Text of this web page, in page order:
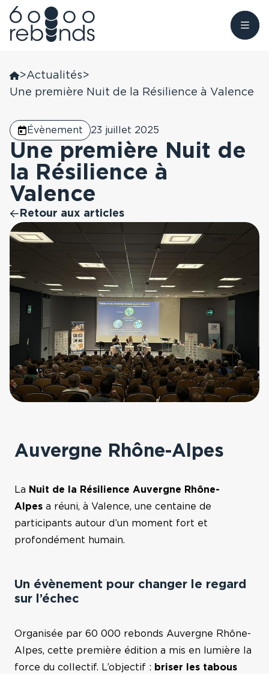
au
contenu
Nous connaître
L’Observatoire du
Rebond
Nos soutiens
Nos actualités
Prix Guillaume Mulliez
Résilience
FAQ
Nous trouver
Antilles, Guyane
Auvergne Rhône-
Alpes
Grand Est
Grand Ouest
Hauts-de-France
La Réunion
Nouvelle Aquitaine
Normandie
Bourgogne Franche-
Toutes nos régions
Devenir Bénévole
Faire un don
Être accompagné
>Actualités>
Une première Nuit de la Résilience à Valence
Évènement 23 juillet 2025
Une première Nuit de
la Résilience à
Valence
Retour aux articles
Auvergne Rhône-Alpes
La Nuit de la Résilience Auvergne Rhône-
Alpes a réuni, à Valence, une centaine de
participants autour d’un moment fort et
profondément humain.
Un évènement pour changer le regard
sur l’échec
Organisée par 60 000 rebonds Auvergne Rhône-
Alpes, cette première édition a mis en lumière la
force du collectif. L’objectif : briser les tabous